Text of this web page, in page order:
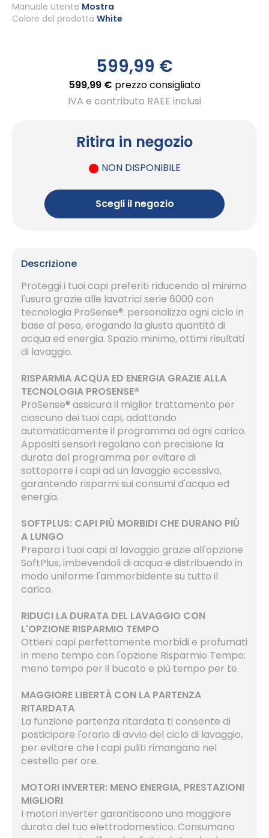
599,99 €
599,99 € prezzo consigliato
IVA e contributo RAEE inclusi
Ritira in negozio
NON DISPONIBILE
Scegli il negozio
Manuale utente Mostra
Colore del prodotto White
Descrizione
Proteggi i tuoi capi preferiti riducendo al minimo
l'usura grazie alle lavatrici serie 6000 con
tecnologia ProSense®: personalizza ogni ciclo in
base al peso, erogando la giusta quantità di
acqua ed energia. Spazio minimo, ottimi risultati
di lavaggio.
RISPARMIA ACQUA ED ENERGIA GRAZIE ALLA
TECNOLOGIA PROSENSE®
ProSense® assicura il miglior trattamento per
ciascuno dei tuoi capi, adattando
automaticamente il programma ad ogni carico.
Appositi sensori regolano con precisione la
durata del programma per evitare di
sottoporre i capi ad un lavaggio eccessivo,
garantendo risparmi sui consumi d'acqua ed
energia.
SOFTPLUS: CAPI PIÙ MORBIDI CHE DURANO PIÙ
A LUNGO
Prepara i tuoi capi al lavaggio grazie all'opzione
SoftPlus, imbevendoli di acqua e distribuendo in
modo uniforme l'ammorbidente su tutto il
carico.
RIDUCI LA DURATA DEL LAVAGGIO CON
L'OPZIONE RISPARMIO TEMPO
Ottieni capi perfettamente morbidi e profumati
in meno tempo con l'opzione Risparmio Tempo:
meno tempo per il bucato e più tempo per te.
MAGGIORE LIBERTÀ CON LA PARTENZA
RITARDATA
La funzione partenza ritardata ti consente di
posticipare l'orario di avvio del ciclo di lavaggio,
per evitare che i capi puliti rimangano nel
cestello per ore.
MOTORI INVERTER: MENO ENERGIA, PRESTAZIONI
MIGLIORI
I motori inverter garantiscono una maggiore
durata del tuo elettrodomestico. Consumano